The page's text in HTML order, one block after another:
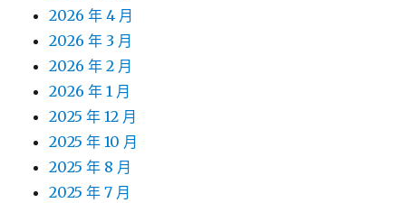
2026 年 4 月
2026 年 3 月
2026 年 2 月
2026 年 1 月
2025 年 12 月
2025 年 10 月
2025 年 8 月
2025 年 7 月